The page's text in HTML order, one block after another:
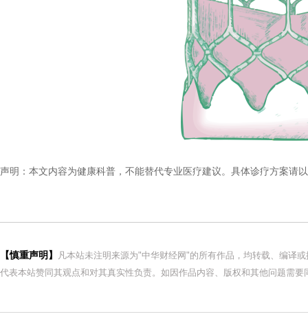
声明：本文内容为健康科普，不能替代专业医疗建议。具体诊疗方案请
【慎重声明】
凡本站未注明来源为"中华财经网"的所有作品，均转载、编译
代表本站赞同其观点和对其真实性负责。如因作品内容、版权和其他问题需